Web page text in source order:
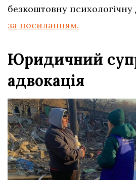
безкоштовну
за посиланням.
Юридичний
адвокація